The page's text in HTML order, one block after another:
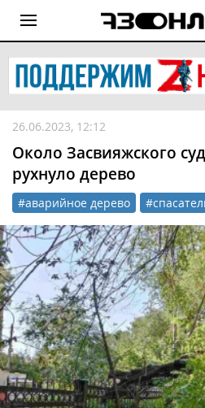
26.06.2023, 12:12
Около Засвияжского
рухнуло дерево
#аварийное дерево